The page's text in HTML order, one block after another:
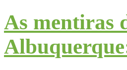
As mentiras